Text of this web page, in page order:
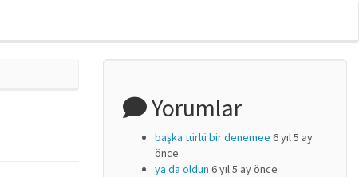
Yorumlar
başka türlü bir denemee 6 yıl 5 ay
önce
ya da oldun 6 yıl 5 ay önce